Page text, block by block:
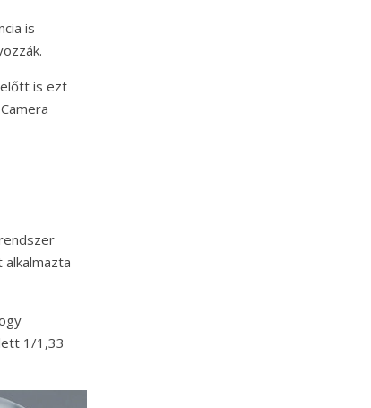
is
is ezt
1/1,33